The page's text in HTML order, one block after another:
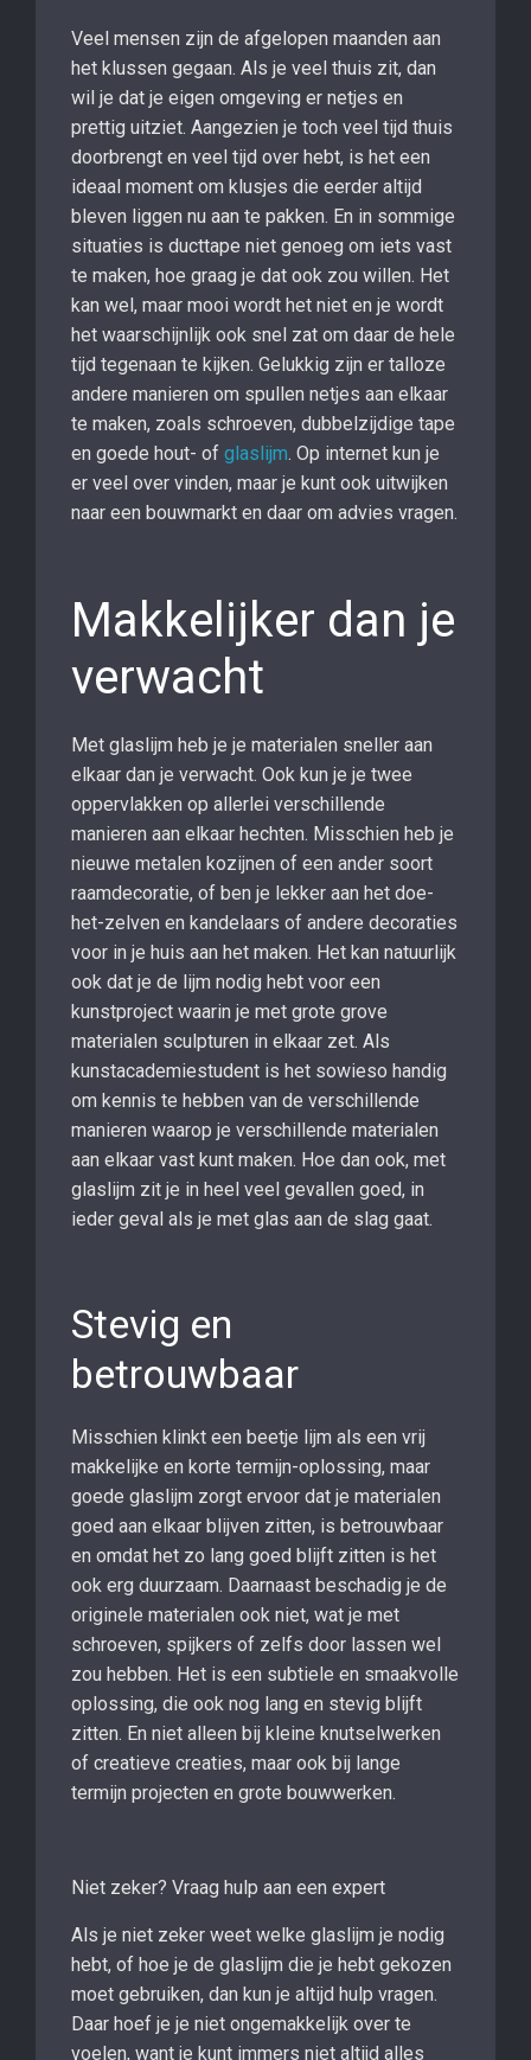
Veel mensen zijn de afgelopen maanden aan
het klussen gegaan. Als je veel thuis zit, dan
wil je dat je eigen omgeving er netjes en
prettig uitziet. Aangezien je toch veel tijd thuis
doorbrengt en veel tijd over hebt, is het een
ideaal moment om klusjes die eerder altijd
bleven liggen nu aan te pakken. En in sommige
situaties is ducttape niet genoeg om iets vast
te maken, hoe graag je dat ook zou willen. Het
kan wel, maar mooi wordt het niet en je wordt
het waarschijnlijk ook snel zat om daar de hele
tijd tegenaan te kijken. Gelukkig zijn er talloze
andere manieren om spullen netjes aan elkaar
te maken, zoals schroeven, dubbelzijdige tape
en goede hout- of glaslijm. Op internet kun je
er veel over vinden, maar je kunt ook uitwijken
naar een bouwmarkt en daar om advies vragen.
Makkelijker dan je
verwacht
Met glaslijm heb je je materialen sneller aan
elkaar dan je verwacht. Ook kun je je twee
oppervlakken op allerlei verschillende
manieren aan elkaar hechten. Misschien heb je
nieuwe metalen kozijnen of een ander soort
raamdecoratie, of ben je lekker aan het doe-
het-zelven en kandelaars of andere decoraties
voor in je huis aan het maken. Het kan natuurlijk
ook dat je de lijm nodig hebt voor een
kunstproject waarin je met grote grove
materialen sculpturen in elkaar zet. Als
kunstacademiestudent is het sowieso handig
om kennis te hebben van de verschillende
manieren waarop je verschillende materialen
aan elkaar vast kunt maken. Hoe dan ook, met
glaslijm zit je in heel veel gevallen goed, in
ieder geval als je met glas aan de slag gaat.
Stevig en
betrouwbaar
Misschien klinkt een beetje lijm als een vrij
makkelijke en korte termijn-oplossing, maar
goede glaslijm zorgt ervoor dat je materialen
goed aan elkaar blijven zitten, is betrouwbaar
en omdat het zo lang goed blijft zitten is het
ook erg duurzaam. Daarnaast beschadig je de
originele materialen ook niet, wat je met
schroeven, spijkers of zelfs door lassen wel
zou hebben. Het is een subtiele en smaakvolle
oplossing, die ook nog lang en stevig blijft
zitten. En niet alleen bij kleine knutselwerken
of creatieve creaties, maar ook bij lange
termijn projecten en grote bouwwerken.
Niet zeker? Vraag hulp aan een expert
Als je niet zeker weet welke glaslijm je nodig
hebt, of hoe je de glaslijm die je hebt gekozen
moet gebruiken, dan kun je altijd hulp vragen.
Daar hoef je je niet ongemakkelijk over te
voelen, want je kunt immers niet altijd alles